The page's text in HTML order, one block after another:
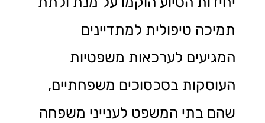
תמיכה טיפולית למתדיינים
המגיעים לערכאות משפטיות
העוסקות בסכסוכים משפחתיים,
שהם בתי המשפט לענייני משפחה